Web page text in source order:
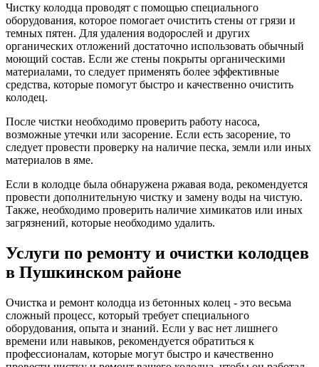
Чистку колодца проводят с помощью специального
оборудования, которое помогает очистить стены от грязи и
темных пятен. Для удаления водорослей и других
органических отложений достаточно использовать обычный
моющий состав. Если же стены покрыты органическими
материалами, то следует применять более эффективные
средства, которые помогут быстро и качественно очистить
колодец.
После чистки необходимо проверить работу насоса,
возможные утечки или засорение. Если есть засорение, то
следует провести проверку на наличие песка, земли или иных
материалов в яме.
Если в колодце была обнаружена ржавая вода, рекомендуется
провести дополнительную чистку и замену воды на чистую.
Также, необходимо проверить наличие химикатов или иных
загрязнений, которые необходимо удалить.
Услуги по ремонту и очистки колодцев
в Пушкинском районе
Очистка и ремонт колодца из бетонных колец - это весьма
сложный процесс, который требует специального
оборудования, опыта и знаний. Если у вас нет лишнего
времени или навыков, рекомендуется обратиться к
профессионалам, которые могут быстро и качественно